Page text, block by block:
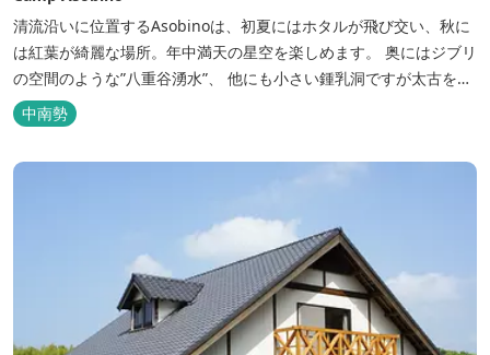
清流沿いに位置するAsobinoは、初夏にはホタルが飛び交い、秋に
は紅葉が綺麗な場所。年中満天の星空を楽しめます。 奥にはジブリ
の空間のような”八重谷湧水”、 他にも小さい鍾乳洞ですが太古を想
像させる”風穴”などがあり、自然が豊かなスポットです。 wi-fi完
備。テントサウナもご利用いただけます。 また近くには廃校を活用
中南勢